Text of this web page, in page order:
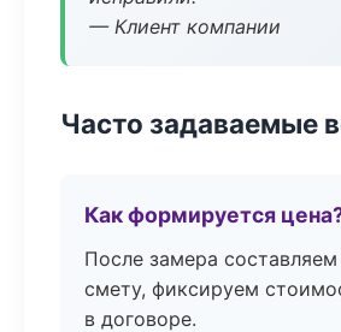
— Клиент компании
Часто задаваемые
Как формируется
После замера
смету, фиксируем
в договоре.